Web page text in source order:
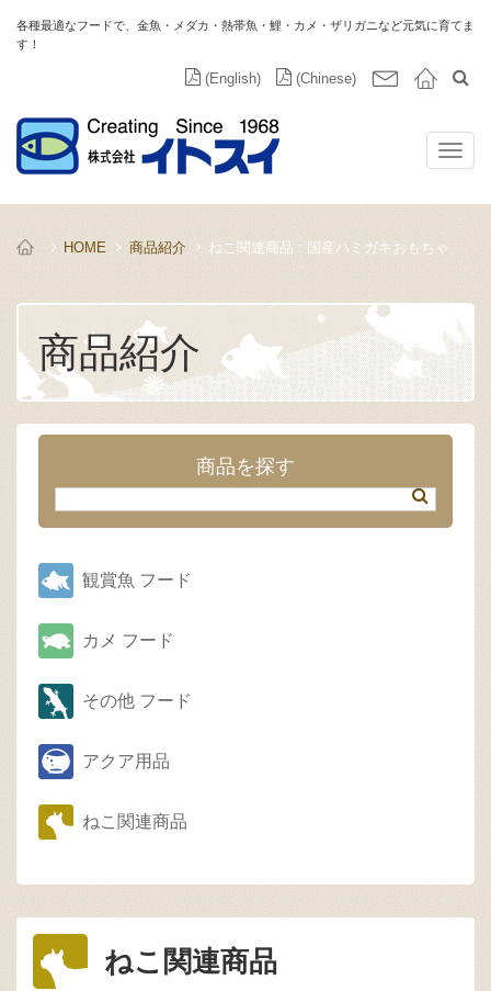
各種最適なフードで、金魚・メダカ・熱帯魚・鯉・カメ・ザリガニなど元気に育てま
す！
(English) (Chinese)
HOME 商品紹介 ねこ関連商品 : 国産ハミガキおもちゃ
商品紹介
商品を探す
観賞魚 フード
カメ フード
その他 フード
アクア用品
ねこ関連商品
ねこ関連商品